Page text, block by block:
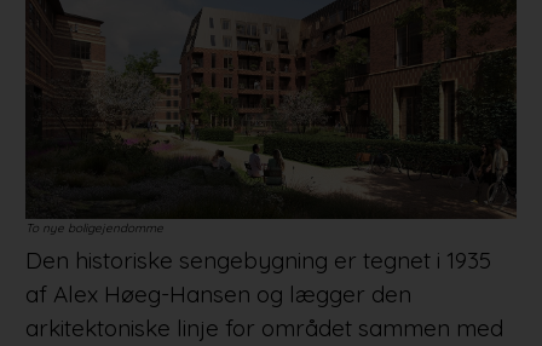
To nye boligejendomme
Den historiske sengebygning er tegnet i 1935
af Alex Høeg-Hansen og lægger den
arkitektoniske linje for området sammen med